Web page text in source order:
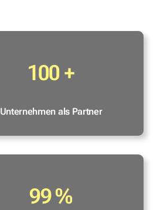
100 +
Unternehmen als Partner
99 %